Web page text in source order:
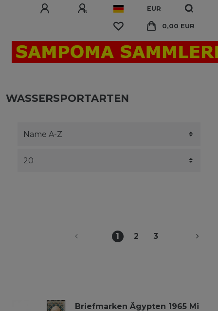
EUR
0,00 EUR
WASSERSPORTARTEN
1 2 3
Briefmarken Ägypten 1965 Mi